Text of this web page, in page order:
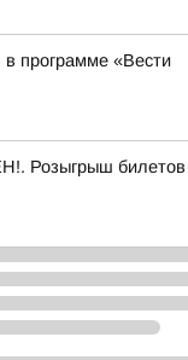
программе «Вести
билетов на